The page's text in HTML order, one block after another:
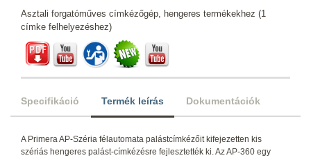
Asztali forgatóműves címkézőgép, hengeres termékekhez (1
címke felhelyezéshez)
Specifikáció Termék leírás Dokumentációk
A Primera AP-Széria félautomata palástcímkézőit kifejezetten kis
szériás hengeres palást-címkézésre fejlesztették ki. Az AP-360 egy